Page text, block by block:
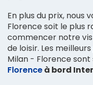
En plus du prix, nous
Florence soit le plus
commencer notre
de loisir. Les
Milan - Florence
Florenceà bord